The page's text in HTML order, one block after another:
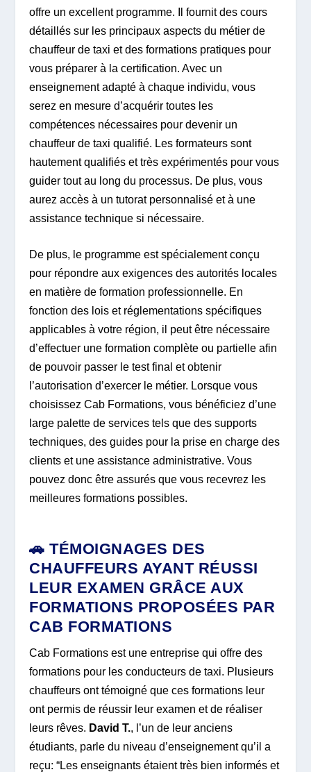
offre un excellent programme. Il fournit des cours
détaillés sur les principaux aspects du métier de
chauffeur de taxi et des formations pratiques pour
vous préparer à la certification. Avec un
enseignement adapté à chaque individu, vous
serez en mesure d’acquérir toutes les
compétences nécessaires pour devenir un
chauffeur de taxi qualifié. Les formateurs sont
hautement qualifiés et très expérimentés pour vous
guider tout au long du processus. De plus, vous
aurez accès à un tutorat personnalisé et à une
assistance technique si nécessaire.
De plus, le programme est spécialement conçu
pour répondre aux exigences des autorités locales
en matière de formation professionnelle. En
fonction des lois et réglementations spécifiques
applicables à votre région, il peut être nécessaire
d’effectuer une formation complète ou partielle afin
de pouvoir passer le test final et obtenir
l’autorisation d’exercer le métier. Lorsque vous
choisissez Cab Formations, vous bénéficiez d’une
large palette de services tels que des supports
techniques, des guides pour la prise en charge des
clients et une assistance administrative. Vous
pouvez donc être assurés que vous recevrez les
meilleures formations possibles.
🚗 TÉMOIGNAGES DES
CHAUFFEURS AYANT RÉUSSI
LEUR EXAMEN GRÂCE AUX
FORMATIONS PROPOSÉES PAR
CAB FORMATIONS
Cab Formations est une entreprise qui offre des
formations pour les conducteurs de taxi. Plusieurs
chauffeurs ont témoigné que ces formations leur
ont permis de réussir leur examen et de réaliser
leurs rêves. David T., l’un de leur anciens
étudiants, parle du niveau d’enseignement qu’il a
reçu: “Les enseignants étaient très bien informés et